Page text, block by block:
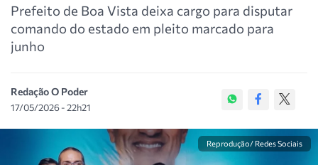
Prefeito de Boa Vista deixa cargo para disputar
comando do estado em pleito marcado para
junho
Redação O Poder
17/05/2026 - 22h21
Reprodução/ Redes Sociais